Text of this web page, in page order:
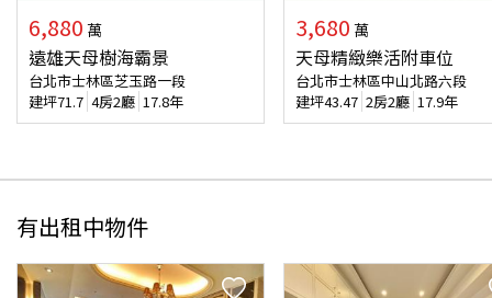
6,880 萬
遠雄天母樹海霸景
台北市士林區芝玉路一段
建坪71.7 4房2廳 17.8年
3,680 萬
天母精緻樂活附車位
台北市士林區中山北路六段
建坪43.47 2房2廳 17.9年
有出租中物件